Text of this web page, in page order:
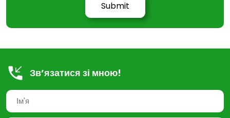
Зв’язатися зі мною!